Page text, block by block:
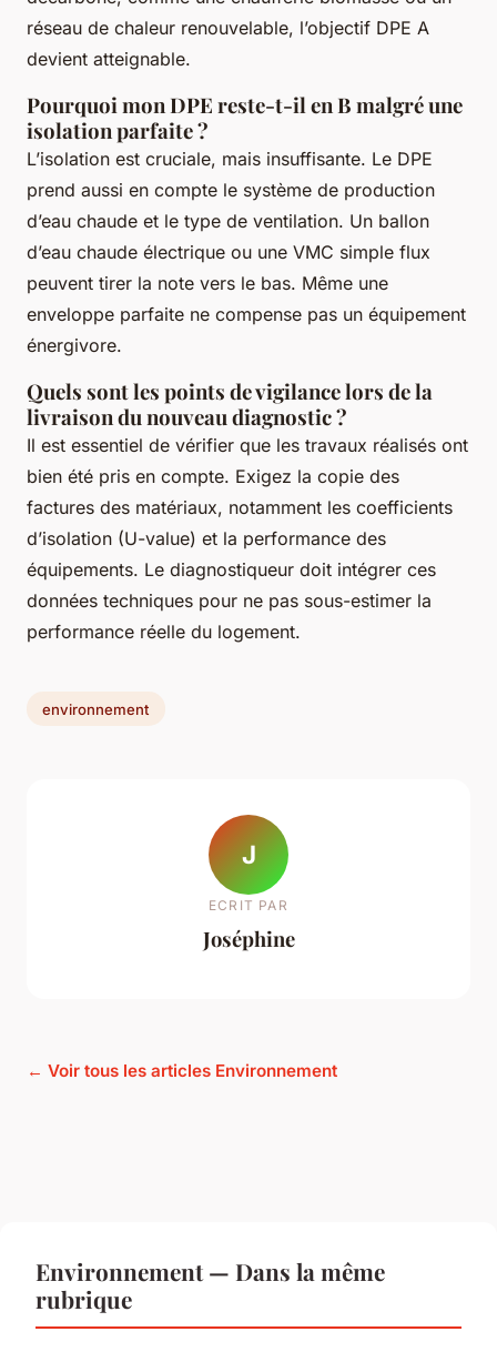
réseau de chaleur renouvelable, l’objectif DPE A
devient atteignable.
Pourquoi mon DPE reste-t-il en B malgré une
isolation parfaite ?
L’isolation est cruciale, mais insuffisante. Le DPE
prend aussi en compte le système de production
d’eau chaude et le type de ventilation. Un ballon
d’eau chaude électrique ou une VMC simple flux
peuvent tirer la note vers le bas. Même une
enveloppe parfaite ne compense pas un équipement
énergivore.
Quels sont les points de vigilance lors de la
livraison du nouveau diagnostic ?
Il est essentiel de vérifier que les travaux réalisés ont
bien été pris en compte. Exigez la copie des
factures des matériaux, notamment les coefficients
d’isolation (U-value) et la performance des
équipements. Le diagnostiqueur doit intégrer ces
données techniques pour ne pas sous-estimer la
performance réelle du logement.
environnement
J
ECRIT PAR
Joséphine
← Voir tous les articles Environnement
Environnement — Dans la même
rubrique